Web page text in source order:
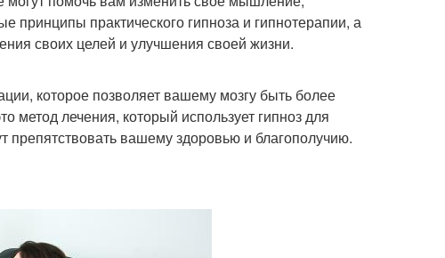
практического гипноза и гипнотерапии, а
своих целей и улучшения своей жизни.
которое позволяет вашему мозгу быть более
лечения, который использует гипноз для
препятствовать вашему здоровью и благополучию.